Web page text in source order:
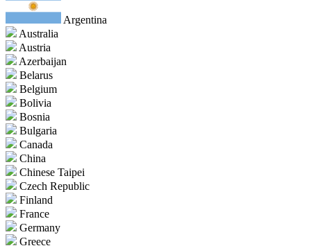
Argentina
Australia
Austria
Azerbaijan
Belarus
Belgium
Bolivia
Bosnia
Bulgaria
Canada
China
Chinese Taipei
Czech Republic
Finland
France
Germany
Greece